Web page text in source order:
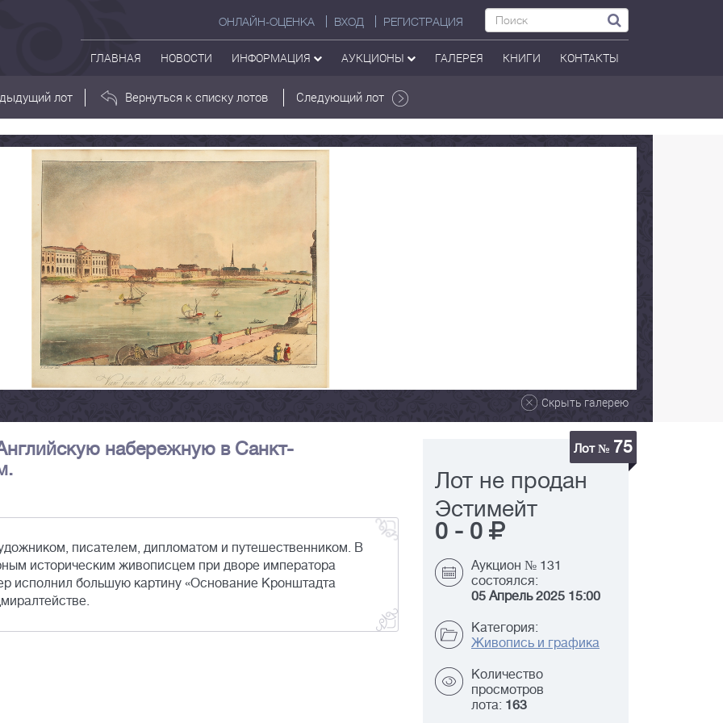
ОНЛАЙН-ОЦЕНКА ВХОД РЕГИСТРАЦИЯ
ГЛАВНАЯ НОВОСТИ ИНФОРМАЦИЯ АУКЦИОНЫ ГАЛЕРЕЯ КНИГИ КОНТАКТЫ
лот Вернуться к списку лотов Следующий лот
Скрыть галерею
набережную в Санкт-
писателем, дипломатом и путешественником. В
историческим живописцем при дворе императора
исполнил большую картину «Основание Кронштадта
Лот № 75
Лот не продан
Эстимейт
0 - 0
Аукцион № 131
состоялся:
05 Апрель 2025 15:00
Категория:
Живопись и графика
Количество
просмотров
лота: 163